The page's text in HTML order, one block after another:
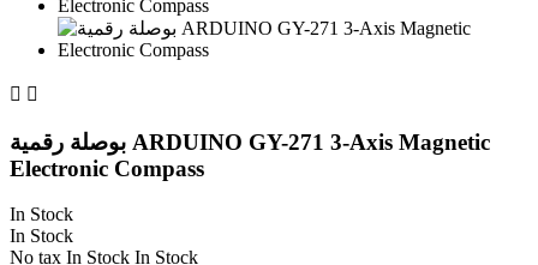
 
بوصلة رقمية ARDUINO GY-271 3-Axis Magnetic
Electronic Compass
In Stock
In Stock
No tax In Stock In Stock